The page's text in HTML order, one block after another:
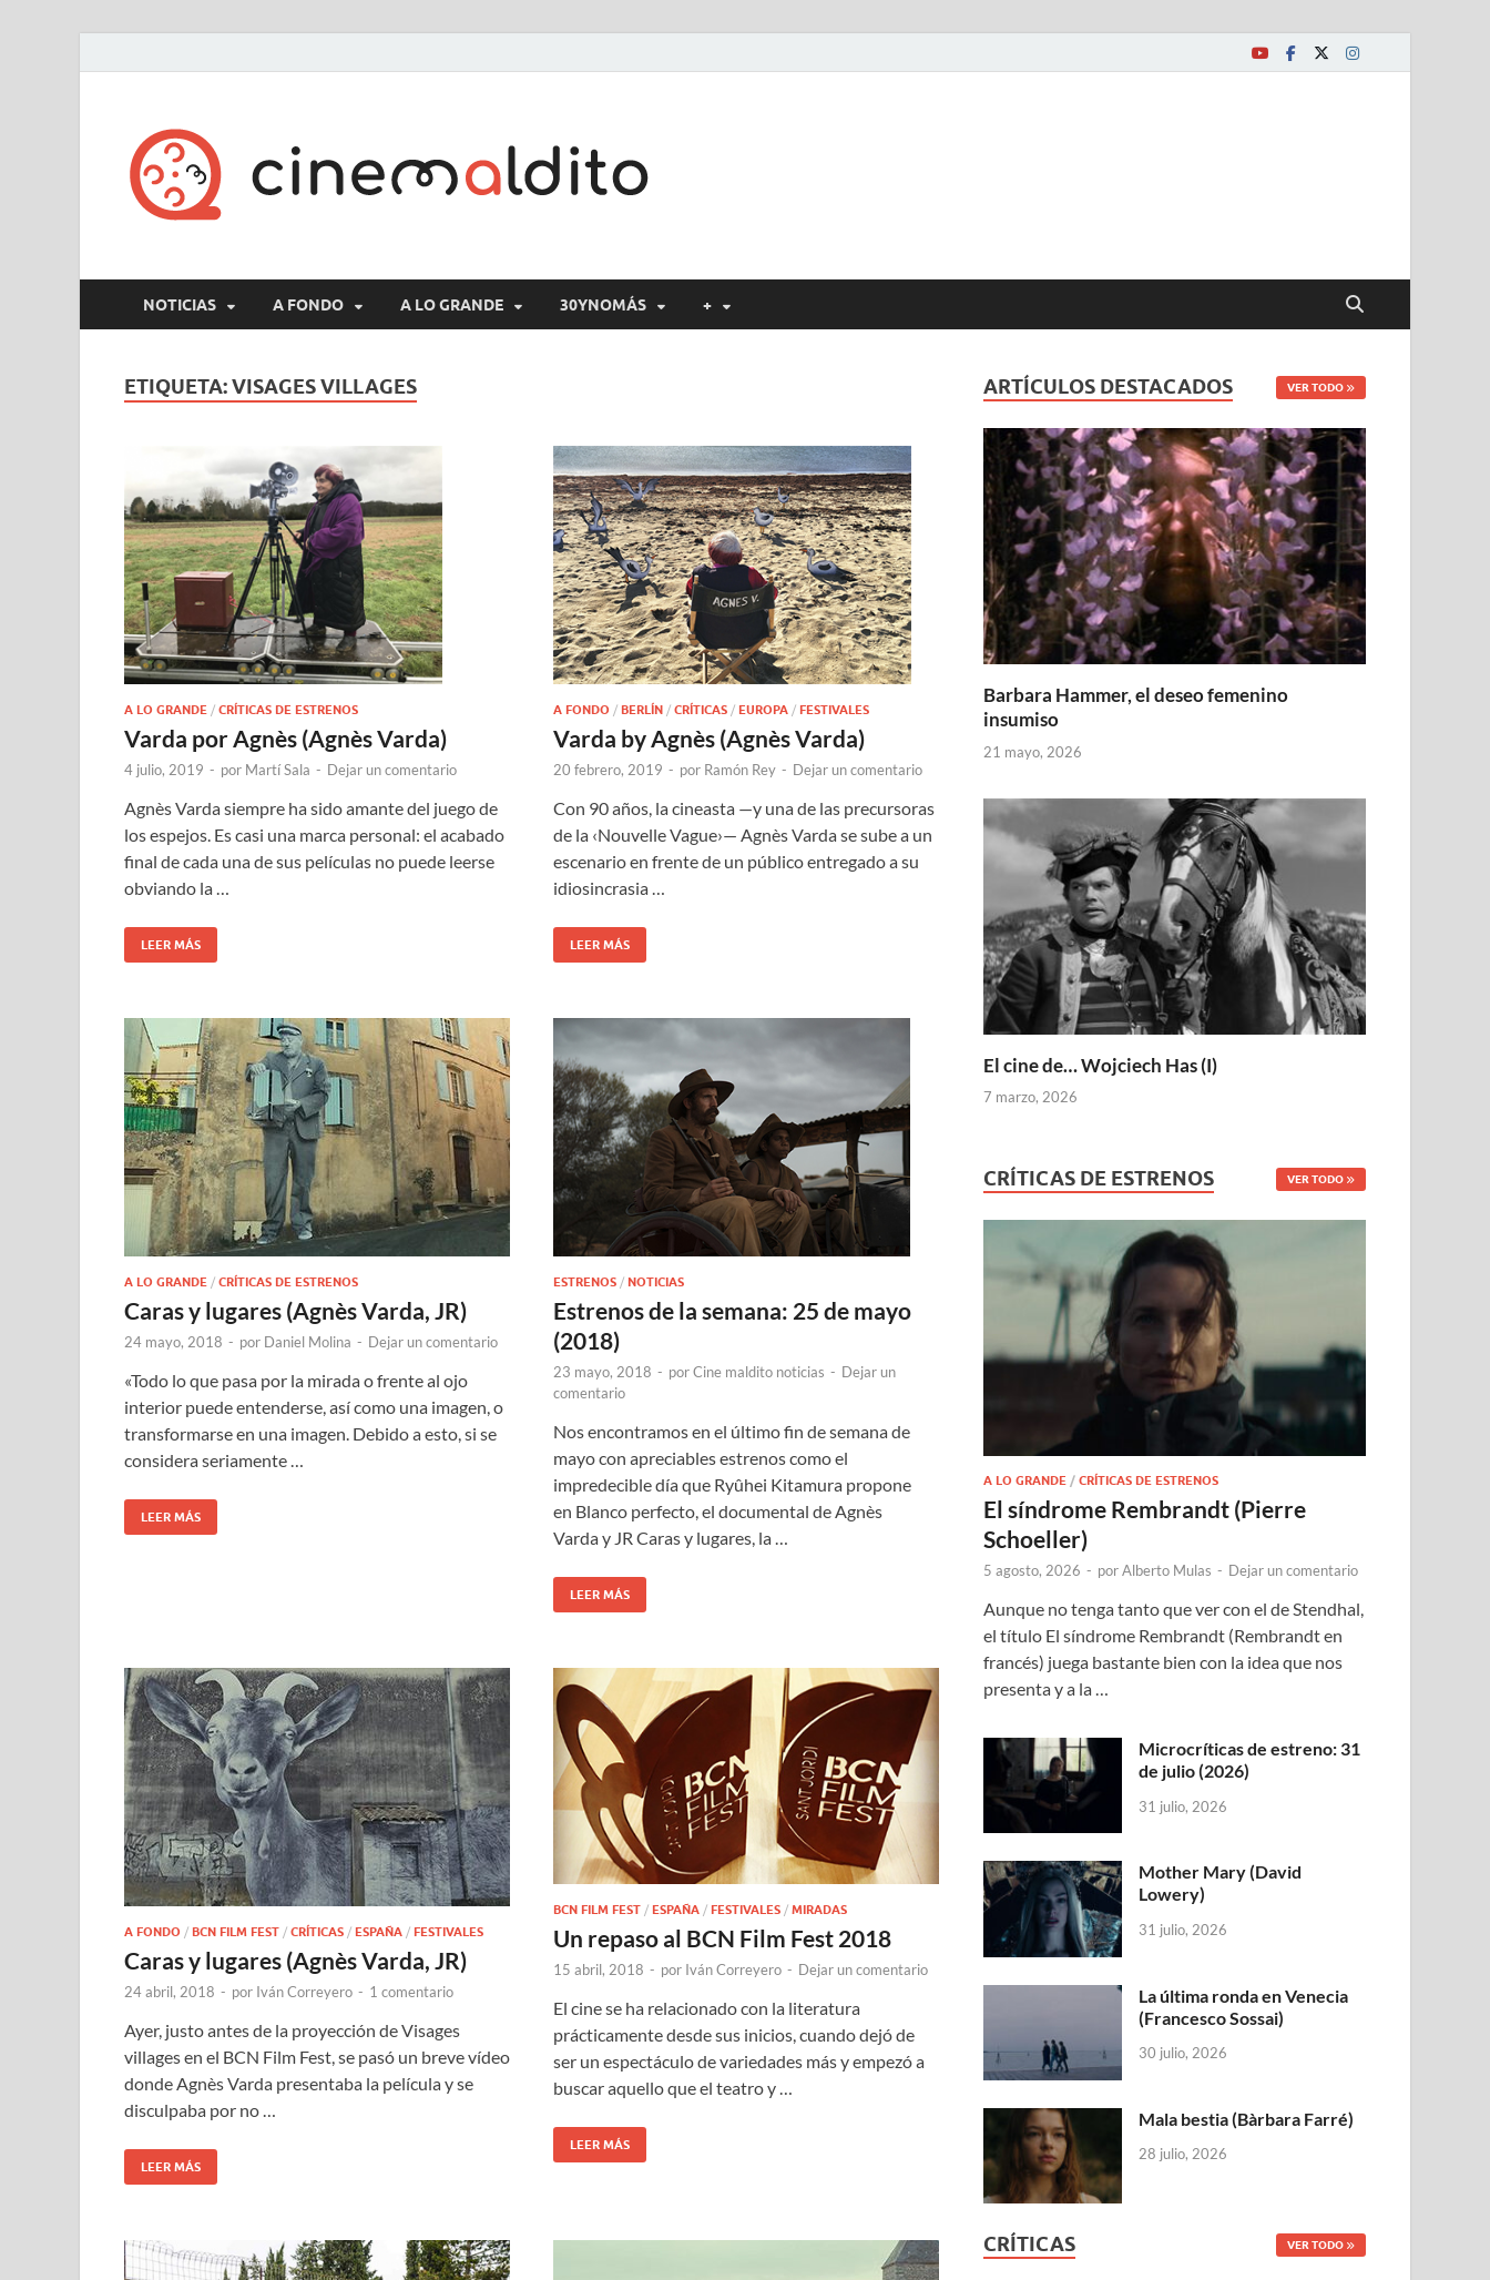
NOTICIAS A FONDO A LO GRANDE 30YNOMÁS +
ETIQUETA:VISAGES VILLAGES
A LO GRANDE / CRÍTICAS DE ESTRENOS
Varda por Agnès (Agnès Varda)
4 julio, 2019 - por Martí Sala - Dejar un comentario
Agnès Varda siempre ha sido amante del juego de
los espejos. Es casi una marca personal: el acabado
final de cada una de sus películas no puede leerse
obviando la …
LEER MÁS
A FONDO / BERLÍN / CRÍTICAS / EUROPA / FESTIVALES
Varda by Agnès (Agnès Varda)
20 febrero, 2019 - por Ramón Rey - Dejar un comentario
Con 90 años, la cineasta —y una de las precursoras
de la ‹Nouvelle Vague›— Agnès Varda se sube a un
escenario en frente de un público entregado a su
idiosincrasia …
LEER MÁS
A LO GRANDE / CRÍTICAS DE ESTRENOS
Caras y lugares (Agnès Varda, JR)
24 mayo, 2018 - por Daniel Molina - Dejar un comentario
«Todo lo que pasa por la mirada o frente al ojo
interior puede entenderse, así como una imagen, o
transformarse en una imagen. Debido a esto, si se
considera seriamente …
LEER MÁS
ESTRENOS / NOTICIAS
Estrenos de la semana: 25 de mayo
(2018)
23 mayo, 2018 - porCine maldito noticias - Dejar un
comentario
Nos encontramos en el último fin de semana de
mayo con apreciables estrenos como el
impredecible día que Ryûhei Kitamura propone
en Blanco perfecto, el documental de Agnès
Varda y JR Caras y lugares, la …
LEER MÁS
A FONDO / BCN FILM FEST / CRÍTICAS / ESPAÑA / FESTIVALES
Caras y lugares (Agnès Varda, JR)
24 abril, 2018 - por Iván Correyero - 1 comentario
Ayer, justo antes de la proyección de Visages
villages en el BCN Film Fest, se pasó un breve vídeo
donde Agnès Varda presentaba la película y se
disculpaba por no …
LEER MÁS
BCN FILM FEST / ESPAÑA / FESTIVALES / MIRADAS
Un repaso al BCN Film Fest 2018
15 abril, 2018 - por Iván Correyero - Dejar un comentario
El cine se ha relacionado con la literatura
prácticamente desde sus inicios, cuando dejó de
ser un espectáculo de variedades más y empezó a
buscar aquello que el teatro y …
LEER MÁS
ARTÍCULOS DESTACADOS VER TODO
Barbara Hammer, el deseo femenino
insumiso
21 mayo, 2026
El cine de… Wojciech Has (I)
7 marzo, 2026
CRÍTICAS DE ESTRENOS VER TODO
A LO GRANDE /CRÍTICAS DE ESTRENOS
El síndrome Rembrandt (Pierre
Schoeller)
5 agosto, 2026 - porAlberto Mulas - Dejar un comentario
Aunque no tenga tanto que ver con el de Stendhal,
el título El síndrome Rembrandt (Rembrandt en
francés) juega bastante bien con la idea que nos
presenta y a la …
Microcríticas de estreno: 31
de julio (2026)
31 julio, 2026
Mother Mary (David
Lowery)
31 julio, 2026
La última ronda en Venecia
(Francesco Sossai)
30 julio, 2026
Mala bestia (Bàrbara Farré)
28 julio, 2026
CRÍTICAS VER TODO